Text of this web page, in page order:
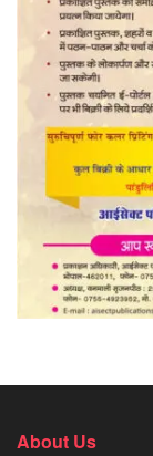
About Us